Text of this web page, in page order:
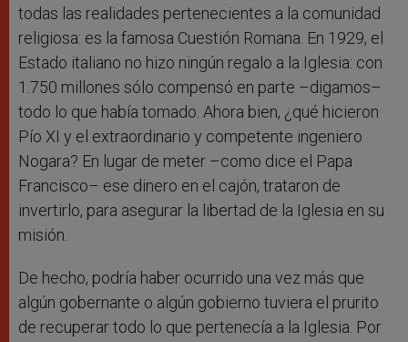
todas las realidades pertenecientes a la comunidad
religiosa: es la famosa Cuestión Romana. En 1929, el
Estado italiano no hizo ningún regalo a la Iglesia: con
1.750 millones sólo compensó en parte –digamos–
todo lo que había tomado. Ahora bien, ¿qué hicieron
Pío XI y el extraordinario y competente ingeniero
Nogara? En lugar de meter –como dice el Papa
Francisco– ese dinero en el cajón, trataron de
invertirlo, para asegurar la libertad de la Iglesia en su
misión.
De hecho, podría haber ocurrido una vez más que
algún gobernante o algún gobierno tuviera el prurito
de recuperar todo lo que pertenecía a la Iglesia. Por